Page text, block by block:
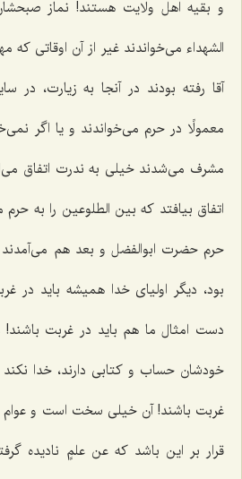
و بقیه اهل ولایت هستند! نماز
الشهداء می‌خواندند غیر از آن اوقاتی که
آقا رفته بودند در آنجا به زیارت، در
معمولًا در حرم می‌خواندند و یا اگر
مشرف می‌شدند خیلی به ندرت اتفاق
اتفاق بیافتد که بین الطلوعین را به
حرم حضرت ابوالفضل و بعد هم
بود، دیگر اولیای خدا همیشه باید در
دست امثال ما هم باید در غربت باشند!
خودشان حساب و کتابی دارند، خدا نکند
غربت باشند! آن خیلی سخت است و عوام
قرار بر این باشد که عن علمٍ نادیده